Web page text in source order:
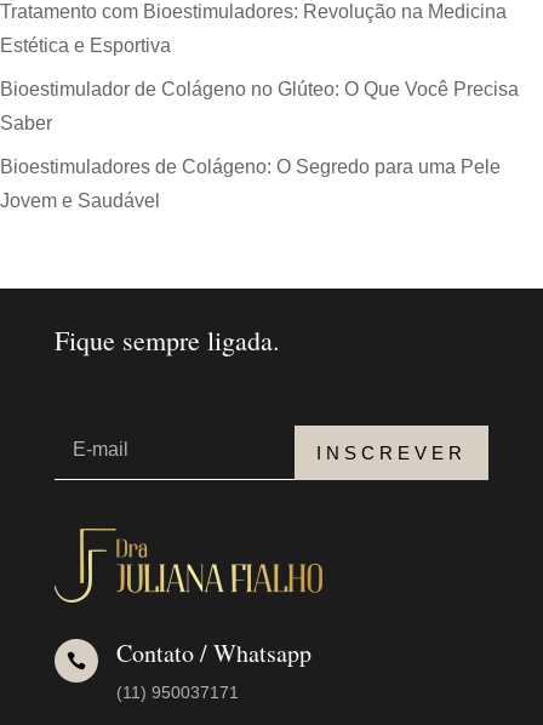
Tratamento com Bioestimuladores: Revolução na Medicina
Estética e Esportiva
Bioestimulador de Colágeno no Glúteo: O Que Você Precisa
Saber
Bioestimuladores de Colágeno: O Segredo para uma Pele
Jovem e Saudável
Fique sempre ligada.
INSCREVER
 Contato / Whatsapp
(11) 950037171